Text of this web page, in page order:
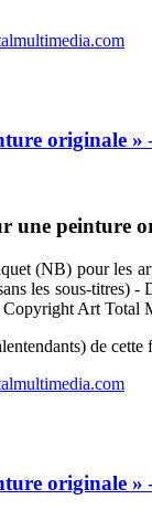
originale »
peinture
(NB) pour
les sous-
Copyright Art Total
de
originale